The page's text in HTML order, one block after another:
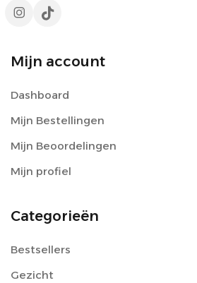
Mijn account
Dashboard
Mijn Bestellingen
Mijn Beoordelingen
Mijn profiel
Categorieën
Bestsellers
Gezicht